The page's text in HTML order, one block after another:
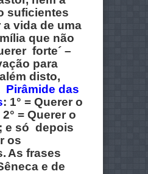
suficientes
a vida de uma
que não
forte´ –
para
disto,
Pirâmide das
: 1° = Querer o
= Querer o
e só depois
os
As frases
e de